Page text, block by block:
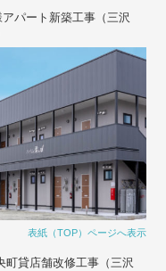
アパート新築工事（三沢
表紙（TOP）ページへ表示
町貸店舗改修工事（三沢